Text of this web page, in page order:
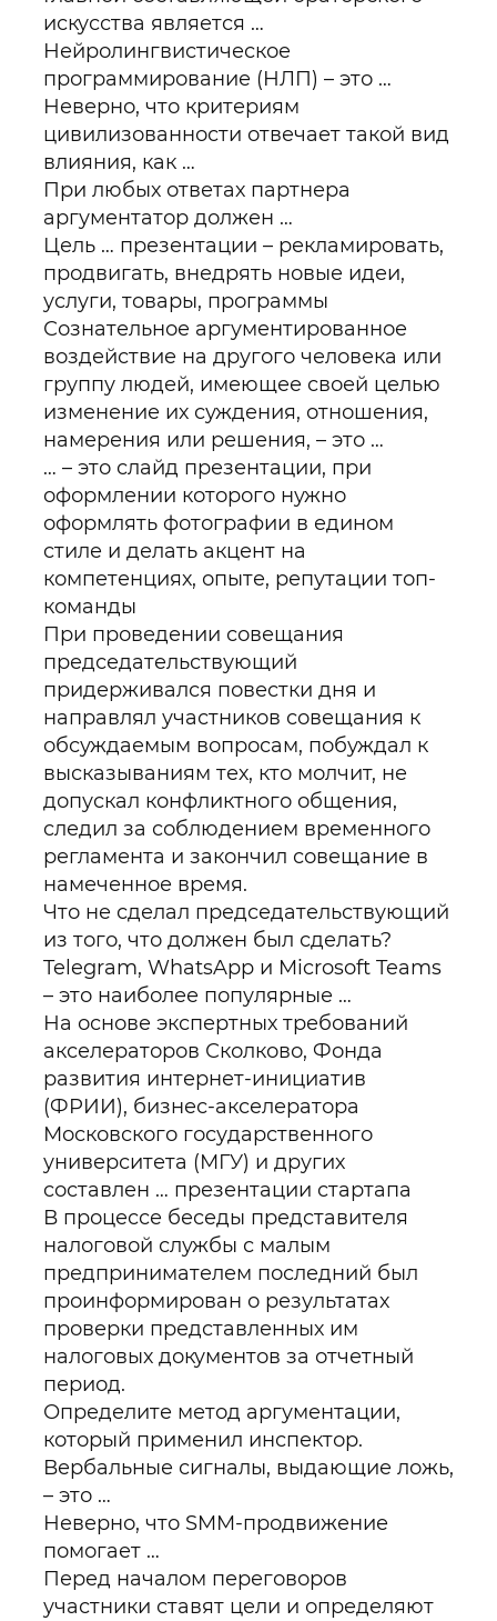
искусства является …
Нейролингвистическое
программирование (НЛП) – это …
Неверно, что критериям
цивилизованности отвечает такой вид
влияния, как …
При любых ответах партнера
аргументатор должен …
Цель … презентации – рекламировать,
продвигать, внедрять новые идеи,
услуги, товары, программы
Сознательное аргументированное
воздействие на другого человека или
группу людей, имеющее своей целью
изменение их суждения, отношения,
намерения или решения, – это …
… – это слайд презентации, при
оформлении которого нужно
оформлять фотографии в едином
стиле и делать акцент на
компетенциях, опыте, репутации топ-
команды
При проведении совещания
председательствующий
придерживался повестки дня и
направлял участников совещания к
обсуждаемым вопросам, побуждал к
высказываниям тех, кто молчит, не
допускал конфликтного общения,
следил за соблюдением временного
регламента и закончил совещание в
намеченное время.
Что не сделал председательствующий
из того, что должен был сделать?
Telegram, WhatsApp и Microsoft Teams
– это наиболее популярные …
На основе экспертных требований
акселераторов Сколково, Фонда
развития интернет-инициатив
(ФРИИ), бизнес-акселератора
Московского государственного
университета (МГУ) и других
составлен … презентации стартапа
В процессе беседы представителя
налоговой службы с малым
предпринимателем последний был
проинформирован о результатах
проверки представленных им
налоговых документов за отчетный
период.
Определите метод аргументации,
который применил инспектор.
Вербальные сигналы, выдающие ложь,
– это …
Неверно, что SMM-продвижение
помогает …
Перед началом переговоров
участники ставят цели и определяют